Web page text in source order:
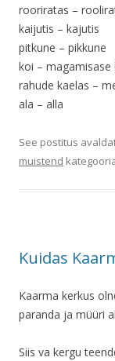
rooriratas –
kaijutis – kajutis
pitkune – pikkune
koi – magamisase
rahude kaelas –
ala – alla
See postitus
muistend
Kuidas
Kaarma kerkus
paranda ja müüri
Siis va kergu